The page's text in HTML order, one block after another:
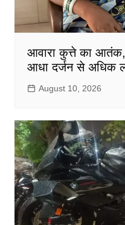
आवारा कुत्ते का
आधा दर्जन से अधिक
August 10, 2026